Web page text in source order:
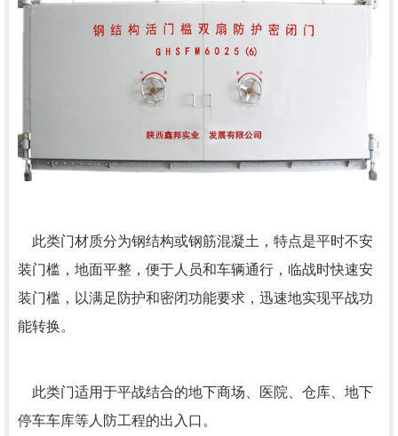
此类门材质分为钢结构或钢筋混凝土，特点是平时不安
装门槛，地面平整，便于人员和车辆通行，临战时快速安
装门槛，以满足防护和密闭功能要求，迅速地实现平战功
能转换。
此类门适用于平战结合的地下商场、医院、仓库、地下
停车车库等人防工程的出入口。